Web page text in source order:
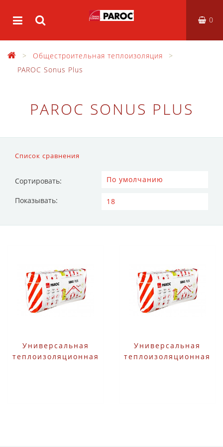
0
Общестроительная теплоизоляция
PAROC Sonus Plus
PAROC SONUS PLUS
Список сравнения
Сортировать:
Показывать:
Универсальная
теплоизоляционная
Универсальная
теплоизоляционная